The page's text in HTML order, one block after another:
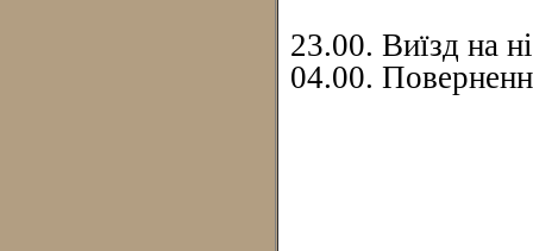
23.00. Виїзд на
04.00.